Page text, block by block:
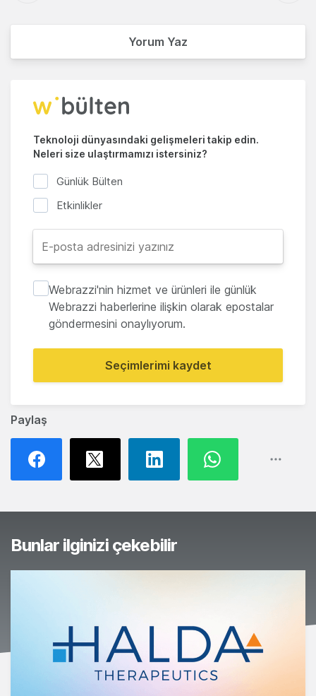
Paylaş
Yorum Yaz
Teknoloji dünyasındaki gelişmeleri takip edin.
Neleri size ulaştırmamızı istersiniz?
Günlük Bülten
Etkinlikler
Webrazzi'nin hizmet ve ürünleri ile günlük
Webrazzi haberlerine ilişkin olarak epostalar
göndermesini onaylıyorum.
Seçimlerimi kaydet
Bunlar ilginizi çekebilir